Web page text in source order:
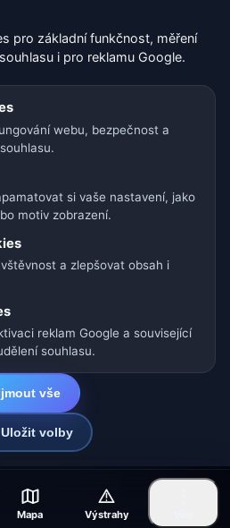
weby o počasí:
🇧🇬 Bulharsko
/ Rakousko / Švýcarsko
Amerika a Španělsko
z.s. | IČO: 21135550 |
data: MET Norway · Open-
počasí: ČHMÚ.
Mapa Výstrahy
pro základní funkčnost, měření
i pro reklamu Google.
webu, bezpečnost a
si vaše nastavení, jako
motiv zobrazení.
a zlepšovat obsah i
reklam Google a související
souhlasu.
vše
Uložit volby